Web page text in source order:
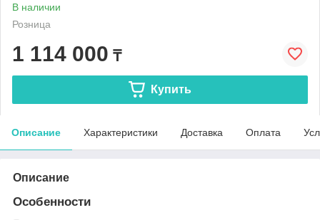
В наличии
Розница
1 114 000 ₸
Купить
Описание Характеристики Доставка Оплата
Описание
Особенности